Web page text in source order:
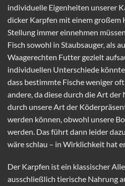
individuelle Eigenheiten unserer
dicker Karpfen mit einem großem
Stellung immer einnehmen
Fisch sowohl in Staubsauger, als
Waagerechten Futter gezielt
individuellen Unterschiede
dass bestimmte Fische weniger
andere, da diese durch die Art
durch unsere Art der
werden können, obwohl unsere
werden. Das führt dann leider
wäre schlau – in Wirklichkeit hat
Der Karpfen ist ein klassischer
ausschließlich tierische Nahrung